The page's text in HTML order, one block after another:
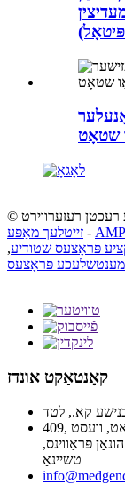
זייטלעך מאַפּע -
פּראָצעס שטודיע,
מענטשלעכע פּראָצעס
קאָנטאַקט אונדז
409, בילדינג אַ 2, הואַנטשואַנג ענטערפּרייז קוואדראט, וועסט
פּראַווינס,
טשיינאַ